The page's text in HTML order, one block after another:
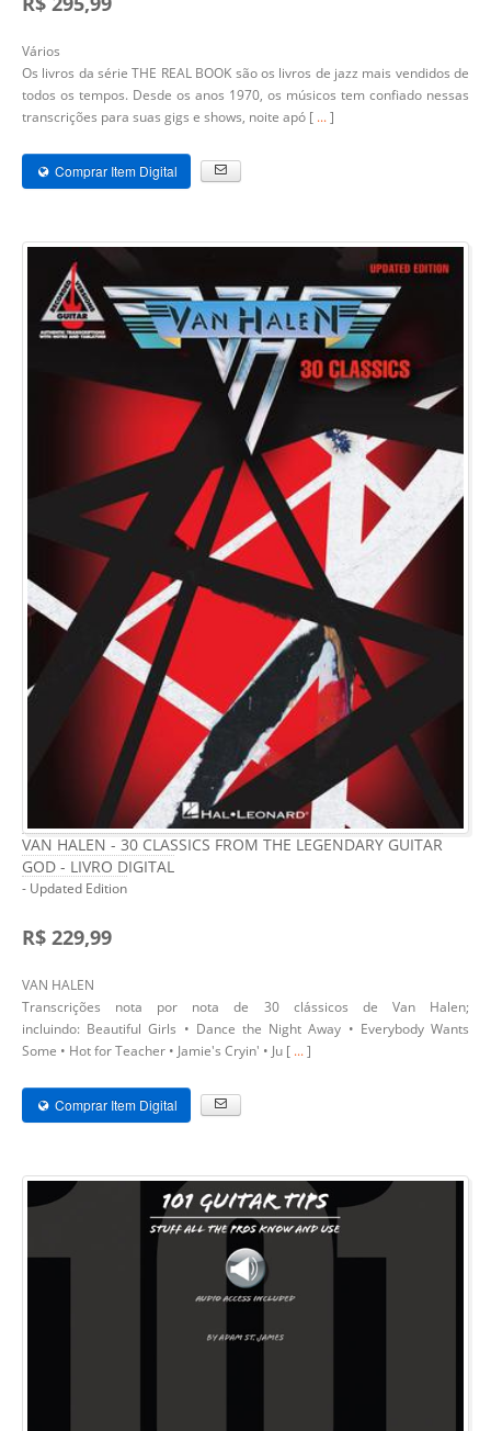
Vários
Os livros da série THE REAL BOOK são os livros de jazz mais vendidos de
todos os tempos. Desde os anos 1970, os músicos tem confiado nessas
transcrições para suas gigs e shows, noite apó [ ...]
Comprar Item Digital
VAN HALEN - 30 CLASSICS FROM THE LEGENDARY GUITAR
GOD - LIVRO DIGITAL
- Updated Edition
R$ 229,99
VAN HALEN
Transcrições nota por nota de 30 clássicos de Van Halen;
incluindo: Beautiful Girls • Dance the Night Away • Everybody Wants
Some • Hot for Teacher • Jamie's Cryin' • Ju [ ...]
Comprar Item Digital